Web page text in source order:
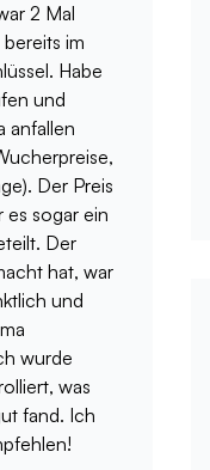
2 Mal
im
Habe
und
anfallen
Der Preis
es sogar ein
Der
hat, war
und
wurde
was
fand. Ich